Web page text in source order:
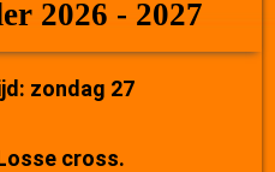
2026 - 2027
zondag 27
cross.